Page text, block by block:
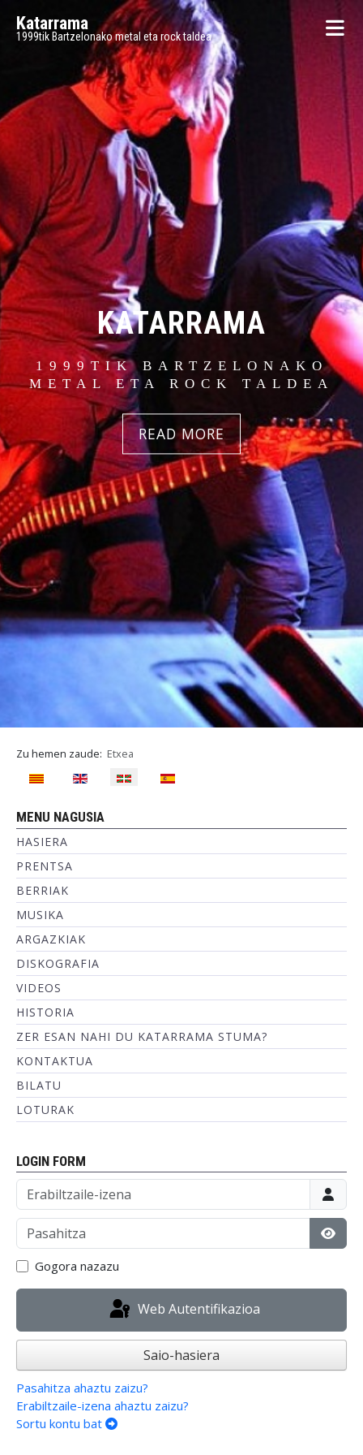
Katarrama
1999tik Bartzelonako metal eta rock taldea
KATARRAMA
1999TIK BARTZELONAKO
METAL ETA ROCK TALDEA
READ MORE
Zu hemen zaude: Etxea
Hautatu hizkuntza
MENU NAGUSIA
HASIERA
PRENTSA
BERRIAK
MUSIKA
ARGAZKIAK
DISKOGRAFIA
VIDEOS
HISTORIA
ZER ESAN NAHI DU KATARRAMA STUMA?
KONTAKTUA
BILATU
LOTURAK
LOGIN FORM
Erabiltzaile-izena
Pasahitza
Gogora nazazu
Web Autentifikazioa
Saio-hasiera
Pasahitza ahaztu zaizu?
Erabiltzaile-izena ahaztu zaizu?
Sortu kontu bat